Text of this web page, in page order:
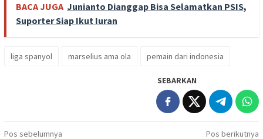
BACA JUGA Junianto Dianggap Bisa Selamatkan PSIS,
Suporter Siap Ikut Iuran
liga spanyol marselius ama ola pemain dari indonesia
SEBARKAN
Pos sebelumnya
Pos berikutnya